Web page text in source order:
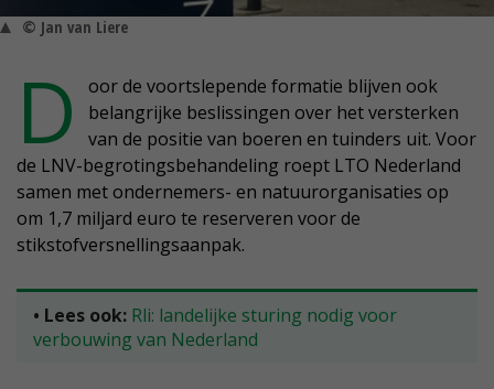
© Jan van Liere
D
oor de voortslepende formatie blijven ook
belangrijke beslissingen over het versterken
van de positie van boeren en tuinders uit. Voor
de LNV-begrotingsbehandeling roept LTO Nederland
samen met ondernemers- en natuurorganisaties op
om 1,7 miljard euro te reserveren voor de
stikstofversnellingsaanpak.
• Lees ook: Rli: landelijke sturing nodig voor
verbouwing van Nederland